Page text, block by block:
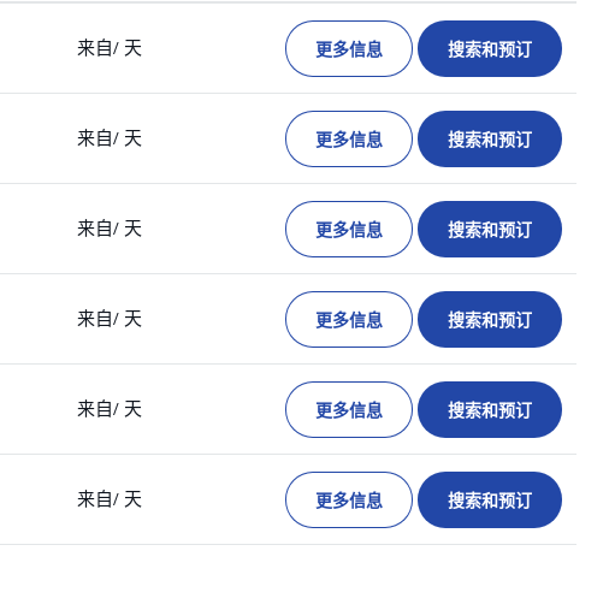
来自/ 天 更多信息 搜索和预订
来自/ 天 更多信息 搜索和预订
来自/ 天 更多信息 搜索和预订
来自/ 天 更多信息 搜索和预订
来自/ 天 更多信息 搜索和预订
来自/ 天 更多信息 搜索和预订